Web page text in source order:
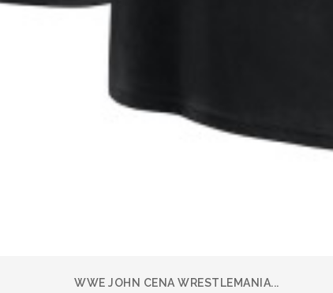
WWE JOHN CENA WRESTLEMANIA...